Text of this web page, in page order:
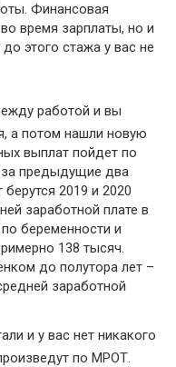
Финансовая
время зарплаты, но и
этого стажа у вас не
работой и вы
а потом нашли новую
выплат пойдет по
за предыдущие два
берутся 2019 и 2020
заработной плате в
беременности и
138 тысяч.
до полутора лет –
заработной
и у вас нет никакого
по МРОТ.